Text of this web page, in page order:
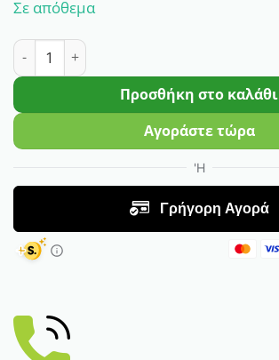
Σε απόθεμα
Σπόροι Βλήτο ποσότητα
Προσθήκη στο καλάθι
Αγοράστε τώρα